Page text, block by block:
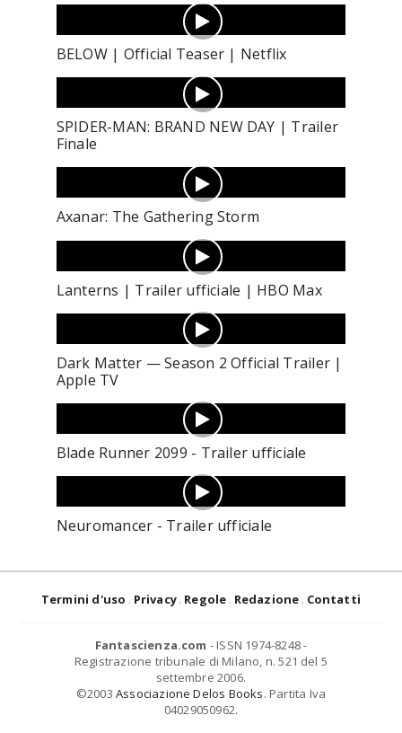
BELOW | Official Teaser | Netflix
SPIDER-MAN: BRAND NEW DAY | Trailer
Finale
Axanar: The Gathering Storm
Lanterns | Trailer ufficiale | HBO Max
Dark Matter — Season 2 Official Trailer |
Apple TV
Blade Runner 2099 - Trailer ufficiale
Neuromancer - Trailer ufficiale
Termini d'uso Privacy Regole Redazione Contatti
Fantascienza.com - ISSN 1974-8248 -
Registrazione tribunale di Milano, n. 521 del 5
settembre 2006.
©2003 Associazione Delos Books. Partita Iva
04029050962.